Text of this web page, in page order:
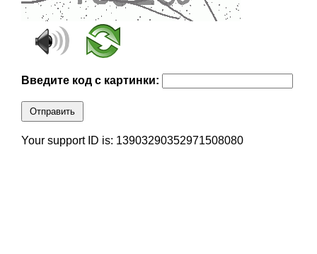
Введите код с картинки:
Отправить
Your support ID is: 13903290352971508080